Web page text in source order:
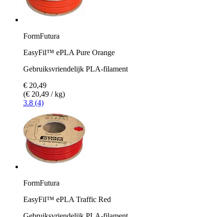
FormFutura
EasyFil™ ePLA Pure Orange
Gebruiksvriendelijk PLA-filament
€ 20,49
(€ 20,49 / kg)
3.8 (4)
FormFutura
EasyFil™ ePLA Traffic Red